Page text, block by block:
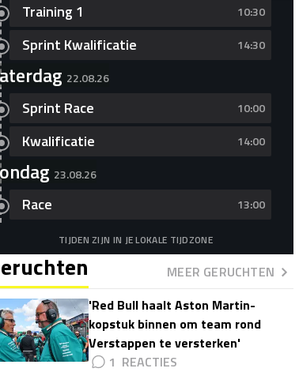
Training 1 10:30
Sprint Kwalificatie 14:30
22.08.26
Sprint Race 10:00
Kwalificatie 14:00
23.08.26
Race 13:00
TIJDEN ZIJN IN JE LOKALE TIJDZONE
MEER GERUCHTEN
'Red Bull haalt Aston Martin-
kopstuk binnen om team rond
Verstappen te versterken'
1